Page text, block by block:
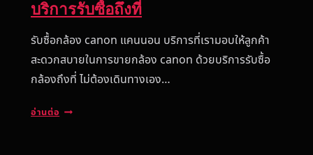
บริการรับซื้อถึงที่
รับซื้อกล้อง canon แคนนอน บริการที่เรามอบให้ลูกค้า
สะดวกสบายในการขายกล้อง canon ด้วยบริการรับซื้อ
กล้องถึงที่ ไม่ต้องเดินทางเอง…
อ่านต่อ